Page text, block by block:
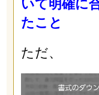
いて明確に
たこと
ただ、